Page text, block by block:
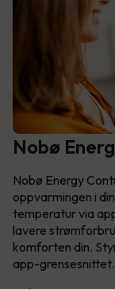
Nobø
Nobø Energy
oppvarmingen i
temperatur via
lavere
komforten din.
app-grensesnittet.